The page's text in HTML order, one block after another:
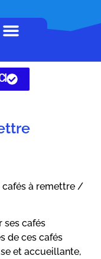
cafés à remettre /
ses cafés
de ces cafés
et accueillante,